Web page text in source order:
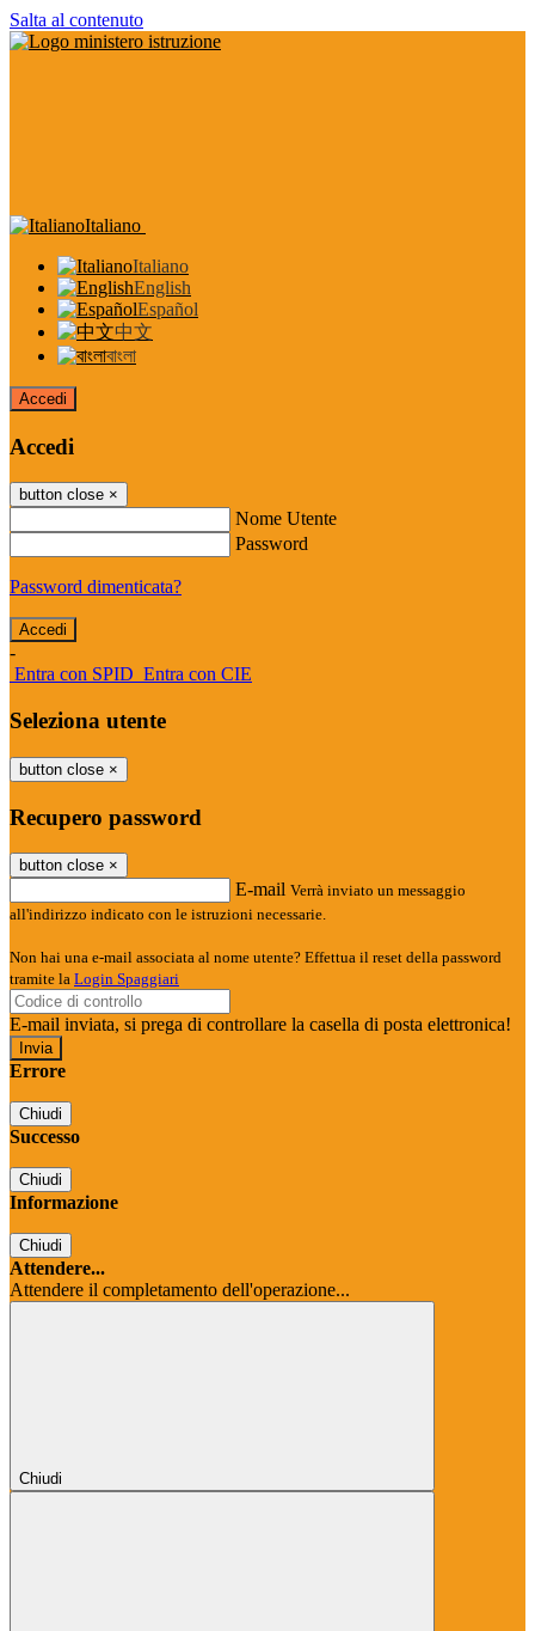
Salta al contenuto
Italiano
Italiano
English
Español
中文
বাংলা
Accedi
Accedi
button close ×
Nome Utente
Password
Password dimenticata?
-
Entra con SPID Entra con CIE
Seleziona utente
button close ×
Recupero password
button close ×
E-mail Verrà inviato un messaggio
all'indirizzo indicato con le istruzioni necessarie.
Non hai una e-mail associata al nome utente? Effettua il reset della password
tramite la Login Spaggiari
E-mail inviata, si prega di controllare la casella di posta elettronica!
Errore
Chiudi
Successo
Chiudi
Informazione
Chiudi
Attendere...
Attendere il completamento dell'operazione...
Chiudi